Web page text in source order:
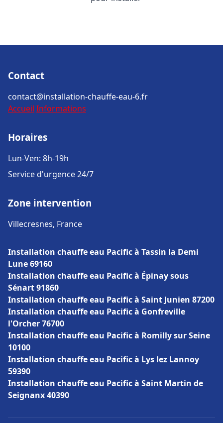
Contact
contact@installation-chauffe-eau-6.fr
Accueil Informations
Horaires
Lun-Ven: 8h-19h
Service d'urgence 24/7
Zone intervention
Villecresnes, France
Installation chauffe eau Pacific à Tassin la Demi
Lune 69160
Installation chauffe eau Pacific à Épinay sous
Sénart 91860
Installation chauffe eau Pacific à Saint Junien 87200
Installation chauffe eau Pacific à Gonfreville
l'Orcher 76700
Installation chauffe eau Pacific à Romilly sur Seine
10100
Installation chauffe eau Pacific à Lys lez Lannoy
59390
Installation chauffe eau Pacific à Saint Martin de
Seignanx 40390